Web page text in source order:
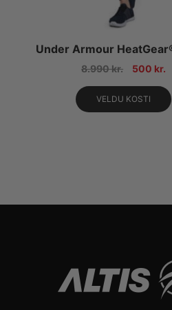
Under Armour
8.990kr. 500 kr.
VELDU KOSTI